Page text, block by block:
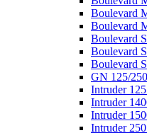
Boulevard
Boulevard
Boulevard
Boulevard
Boulevard
GN 125/250
Intruder
Intruder
Intruder
Intruder